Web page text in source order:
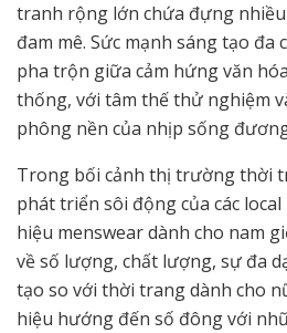
tranh rộng lớn chứa đựng nhiều
đam mê. Sức mạnh sáng tạo đa
pha trộn giữa cảm hứng văn
thống, với tâm thế thử nghiệm
phông nền của nhịp sống
Trong bối cảnh thị trường thời
phát triển sôi động của các
hiệu menswear dành cho nam
về số lượng, chất lượng, sự đa
tạo so với thời trang dành cho
hiệu hướng đến số đông với